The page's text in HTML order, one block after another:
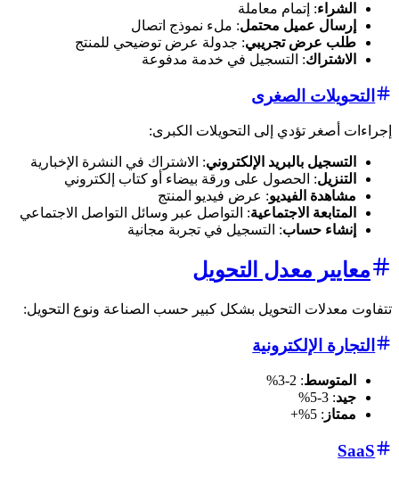
الشراء: إتمام معاملة
إرسال عميل محتمل: ملء نموذج اتصال
طلب عرض تجريبي: جدولة عرض توضيحي للمنتج
الاشتراك: التسجيل في خدمة مدفوعة
التحويلات الصغرى
إجراءات أصغر تؤدي إلى التحويلات الكبرى:
التسجيل بالبريد الإلكتروني: الاشتراك في النشرة الإخبارية
التنزيل: الحصول على ورقة بيضاء أو كتاب إلكتروني
مشاهدة الفيديو: عرض فيديو المنتج
المتابعة الاجتماعية: التواصل عبر وسائل التواصل الاجتماعي
إنشاء حساب: التسجيل في تجربة مجانية
معايير معدل التحويل
تتفاوت معدلات التحويل بشكل كبير حسب الصناعة ونوع التحويل:
التجارة الإلكترونية
المتوسط: 2-3%
جيد: 3-5%
ممتاز : 5%+
SaaS